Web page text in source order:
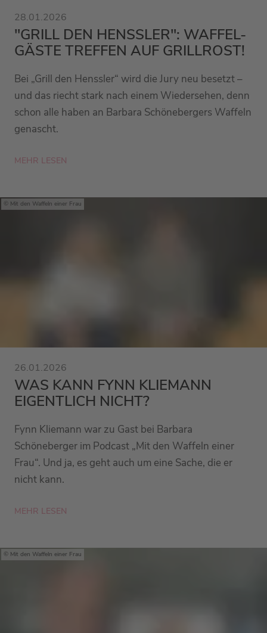
28.01.2026
"GRILL DEN HENSSLER": WAFFEL-
GÄSTE TREFFEN AUF GRILLROST!
Bei „Grill den Henssler“ wird die Jury neu besetzt –
und das riecht stark nach einem Wiedersehen, denn
schon alle haben an Barbara Schönebergers Waffeln
genascht.
MEHR LESEN
Mit den Waffeln einer Frau
26.01.2026
WAS KANN FYNN KLIEMANN
EIGENTLICH NICHT?
Fynn Kliemann war zu Gast bei Barbara
Schöneberger im Podcast „Mit den Waffeln einer
Frau“. Und ja, es geht auch um eine Sache, die er
nicht kann.
MEHR LESEN
Mit den Waffeln einer Frau